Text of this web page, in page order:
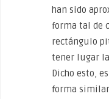
han sido
forma tal de
rectángulo
tener lugar
Dicho esto,
forma